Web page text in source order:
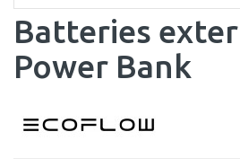
Batteries
Power Bank